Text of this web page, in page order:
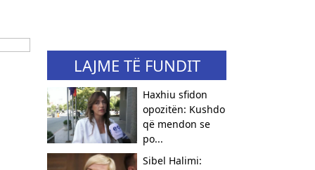
LAJME TË FUNDIT
Haxhiu sfidon
opozitën: Kushdo
që mendon se
po...
Sibel Halimi: